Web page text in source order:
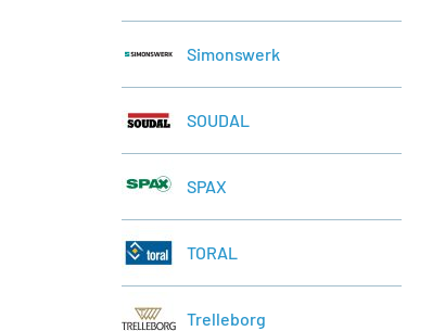
Simonswerk
SOUDAL
SPAX
TORAL
Trelleborg